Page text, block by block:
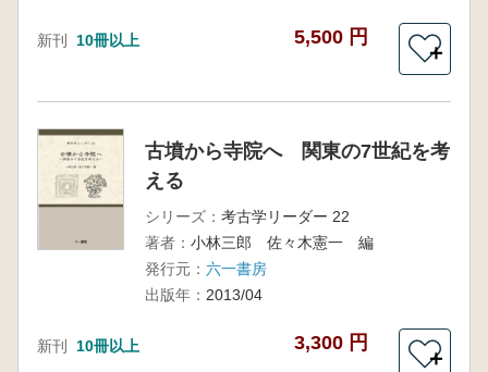
新刊 10冊以上 5,500 円
＋
古墳から寺院へ 関東の7世紀を考
える
シリーズ： 考古学リーダー 22
著者： 小林三郎 佐々木憲一 編
発行元： 六一書房
出版年： 2013/04
新刊 10冊以上 3,300 円
＋